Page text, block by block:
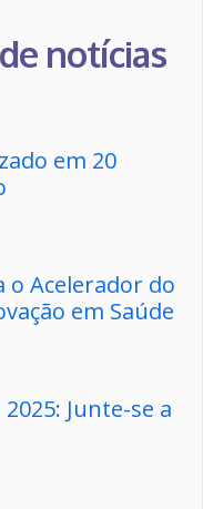
notícias
em 20
o Acelerador do
em Saúde
Junte-se a